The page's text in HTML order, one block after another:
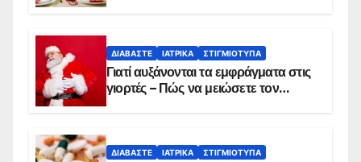
ΔΙΑΒΆΣΤΕ ΙΑΤΡΙΚΆ ΣΤΙΓΜΙΌΤΥΠΑ
Γιατί αυξάνονται τα εμφράγματα στις
γιορτές – Πώς να μειώσετε τον
ΔΙΑΒΆΣΤΕ ΙΑΤΡΙΚΆ ΣΤΙΓΜΙΌΤΥΠΑ